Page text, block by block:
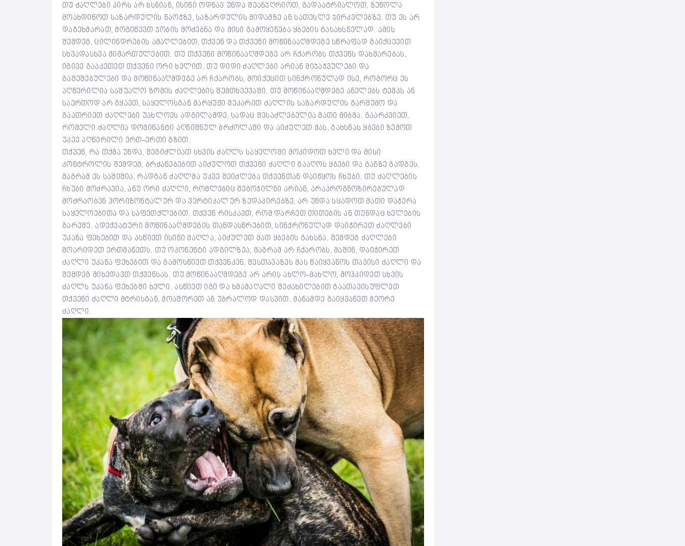
თუ ძაღლები პირს არ ხსნიან, ისინი ოდნავ უნდა შეანჯღრიოთ, გადაატრიალოთ, ზეწოლა
მოახდინოთ საზარდულის ნაოჭზე, საზარდულის მიდამზე ან სათესლე ჯირკვლებზე. თუ ეს არ
დაგეხმარათ, მოგიწევთ ჯობის მოძებნა და მისი გამოყენება ყბების გასახსნელად. ამის
შემდეგ, ცილინდრების ამაღლებით, თქვენ და თქვენი მოწინააღმდეგე სწრაფად გაიქცევით
სხვადასხვა მიმართულებით. თუ თქვენი მოწინააღმდეგე არ ჩქარობს თქვენს დახმარებას,
იგივე გააკეთეთ თქვენი ორი ხელით. თუ დიდი ძაღლები არიან მიჯაჭვულები და
გაშეშებულები და მოწინააღმდეგე არ ჩქარობს, მოიქეცით სინქრონულად ისე, როგორც ეს
აღწერილია საშუალო ზომის ძაღლების შემთხვევაში. თუ მოწინააღმდეგე ანელებს ტემპს ან
საერთოდ არ გყავთ, საყელოსგან მარყუჟი შეკარით ძაღლის საზარდულის გარშემო და
გაათრიეთ ძაღლები უახლოეს ადგილამდე, სადაც შესაძლებელია მათი მიბმა. გაარკვიეთ,
რომელი ძაღლია დომინანტი აღნიშნულ ბრძოლაში და აიძულეთ მას, გახსნას ყბები ზემოთ
უკვე აღწერილი ერთ-ერთი გზით.
თქვენ, რა თქმა უნდა, შეგიძლიათ სხვის ძაღლს საყელოში მოკიდოთ ხელი და მისი
კონტროლის შემდეგ, ბრძანებებით აიძულოთ თქვენი ძაღლი გააღოს ყბები და განზე გადგეს.
მაგრამ ეს საშიშია, რადგან ძაღლმა უკვე შეიძლება თქვენთან დაიწყოს ჩხუბი. თუ ძაღლების
ჩხუბი მოძრავია, ანუ ორი ძაღლი, რომლებიც შებოჭილნი არიან, არაპროგნოზირებულად
მოძრაობენ ჰორიზონტალურ და ვერტიკალურ ზედაპირებზე, არ უნდა სცადოთ მათი დაჭერა
საყელოებითა და საფეთქლებით. თქვენ რისკავთ, რომ დარჩეთ თითების ან თუნდაც ხელების
გარეშე. ადექვატური მოწინააღმდეგის თანდასწრებით, სინქრონულად დაიჭირეთ ძაღლები
უკანა ფეხებით და ასწიეთ ისინი მაღლა, აიძულეთ მათ ყბების გახსნა. შემდეგ ძაღლები
მოარიდეთ ერთმანეთს. თუ ოპონენტი ადგილზეა, მაგრამ არ ჩქარობს, მაშინ, დაიჭირეთ
ძაღლი უკანა ფეხებით და გამოსწიეთ თქვენკენ, შესთავაზეს მას წაიყვანოს თავისი ძაღლი და
შემდეგ მიხედავთ თქვენსას. თუ მოწინააღმდეგე არ არის ახლო-მახლო, მოჰკიდეთ სხვის
ძაღლს უკანა ფეხებში ხელი. ასწიეთ იგი და ხმამაღალი შეძახილებით გაათავისუფლეთ
თქვენი ძაღლი მტრისგან, მოაშორეთ ან უბრალოდ დასვით. მანამდე გაიყვანეთ მეორე
ძაღლი.